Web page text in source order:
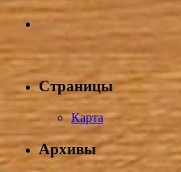
Страницы
Карта
Архивы